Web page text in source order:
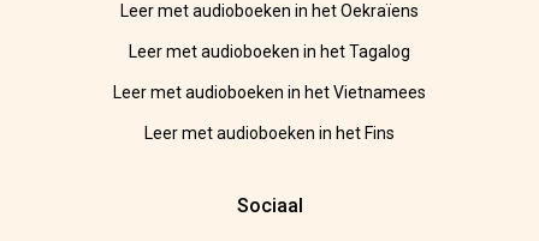
Leer met audioboeken in het Oekraïens
Leer met audioboeken in het Tagalog
Leer met audioboeken in het Vietnamees
Leer met audioboeken in het Fins
Sociaal